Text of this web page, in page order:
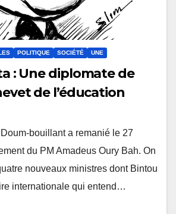
POLITIQUE SOCIÉTÉ UNE
: Une diplomate de
de l’éducation
bouillant a remanié le 27
du PM Amadeus Oury Bah. On
nouveaux ministres dont Bintou
internationale qui entend…